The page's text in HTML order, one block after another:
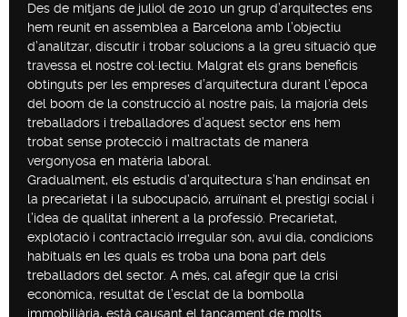
Des de mitjans de juliol de 2010 un grup d’arquitectes ens
hem reunit en assemblea a Barcelona amb l’objectiu
d’analitzar, discutir i trobar solucions a la greu situació que
travessa el nostre col∙lectiu. Malgrat els grans beneficis
obtinguts per les empreses d’arquitectura durant l’època
del boom de la construcció al nostre país, la majoria dels
treballadors i treballadores d’aquest sector ens hem
trobat sense protecció i maltractats de manera
vergonyosa en matèria laboral.
Gradualment, els estudis d’arquitectura s’han endinsat en
la precarietat i la subocupació, arruïnant el prestigi social i
l’idea de qualitat inherent a la professió. Precarietat,
explotació i contractació irregular són, avui dia, condicions
habituals en les quals es troba una bona part dels
treballadors del sector. A més, cal afegir que la crisi
econòmica, resultat de l’esclat de la bombolla
immobiliària, està causant el tancament de molts